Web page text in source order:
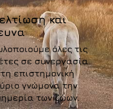
και
όλες τις
σε συνεργασία
επιστημονική
γνώμονα την
των ζώων.